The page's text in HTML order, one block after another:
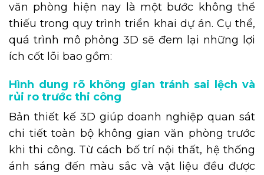
văn phòng hiện nay là một bước không thể
thiếu trong quy trình triển khai dự án. Cụ thể,
quá trình mô phỏng 3D sẽ đem lại những lợi
ích cốt lõi bao gồm:
Hình dung rõ không gian tránh sai lệch và
rủi ro trước thi công
Bản thiết kế 3D giúp doanh nghiệp quan sát
chi tiết toàn bộ không gian văn phòng trước
khi thi công. Từ cách bố trí nội thất, hệ thống
ánh sáng đến màu sắc và vật liệu đều được